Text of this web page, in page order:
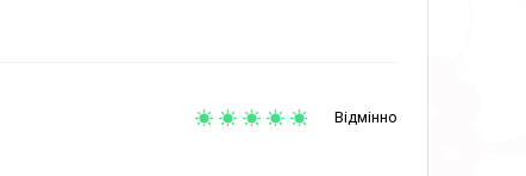
Відмінно